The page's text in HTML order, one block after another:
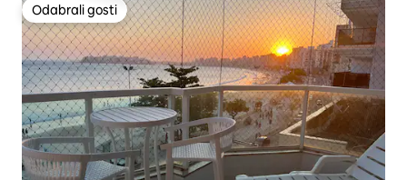
Odabrali gosti
Odabrali gosti